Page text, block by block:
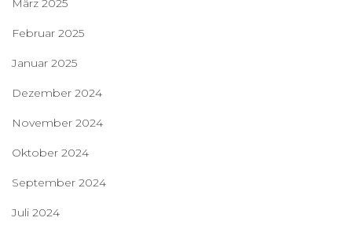
März 2025
Februar 2025
Januar 2025
Dezember 2024
November 2024
Oktober 2024
September 2024
Juli 2024